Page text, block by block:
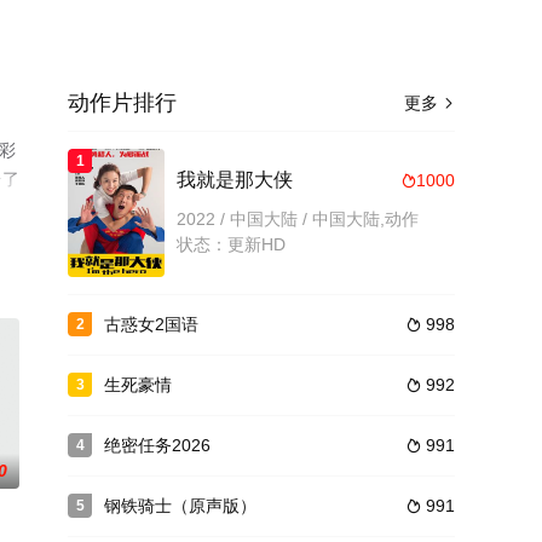
更多 
动作片排行
1
1000
我就是那大侠
2022 / 中国大陆 / 中国大陆,动作
状态：更新HD
2  998
古惑女2国语
3  992
生死豪情
4  991
绝密任务2026
5  991
钢铁骑士（原声版）